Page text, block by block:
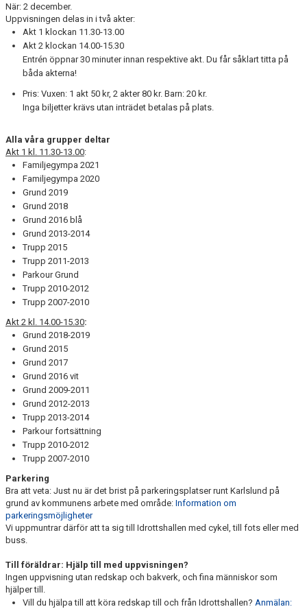
När: 2 december.
Uppvisningen delas in i två akter:
Akt 1 klockan 11.30-13.00
Akt 2 klockan 14.00-15.30
Entrén öppnar 30 minuter innan respektive akt. Du får såklart titta på
båda akterna!
Pris: Vuxen: 1 akt 50 kr, 2 akter 80 kr. Barn: 20 kr.
Inga biljetter krävs utan inträdet betalas på plats.
Alla våra grupper deltar
Akt 1 kl. 11.30-13.00:
Familjegympa 2021
Familjegympa 2020
Grund 2019
Grund 2018
Grund 2016 blå
Grund 2013-2014
Trupp 2015
Trupp 2011-2013
Parkour Grund
Trupp 2010-2012
Trupp 2007-2010
Akt 2 kl. 14.00-15.30:
Grund 2018-2019
Grund 2015
Grund 2017
Grund 2016 vit
Grund 2009-2011
Grund 2012-2013
Trupp 2013-2014
Parkour fortsättning
Trupp 2010-2012
Trupp 2007-2010
Parkering
Bra att veta: Just nu är det brist på parkeringsplatser runt Karlslund på
grund av kommunens arbete med område: Information om
parkeringsmöjligheter
Vi uppmuntrar därför att ta sig till Idrottshallen med cykel, till fots eller med
buss.
Till föräldrar: Hjälp till med uppvisningen?
Ingen uppvisning utan redskap och bakverk, och fina människor som
hjälper till.
Vill du hjälpa till att köra redskap till och från Idrottshallen? Anmälan: